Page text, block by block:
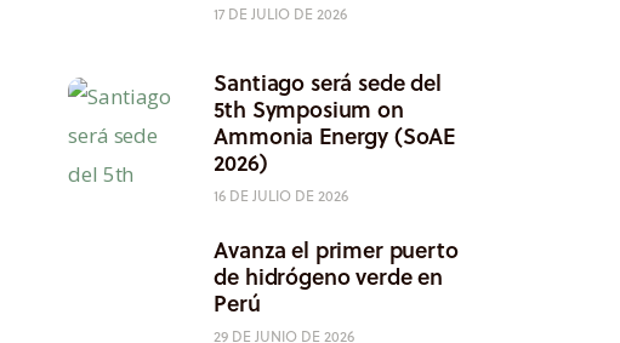
17 DE JULIO DE 2026
Santiago será sede del
5th Symposium on
Ammonia Energy (SoAE
2026)
16 DE JULIO DE 2026
Avanza el primer puerto
de hidrógeno verde en
Perú
29 DE JUNIO DE 2026